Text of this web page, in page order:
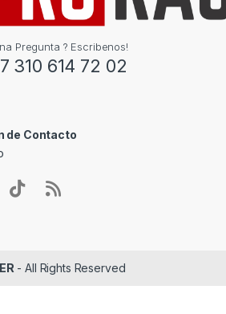
Pregunta ? Escribenos!
310 614 72 02
de Contacto
- All Rights Reserved